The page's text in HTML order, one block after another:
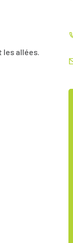
les allées.